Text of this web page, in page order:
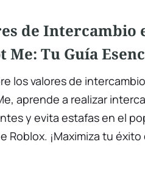
de Intercambio
Me: Tu Guía
los valores de
aprende a realizar
y evita estafas en el
Roblox. ¡Maximiza tu éxito